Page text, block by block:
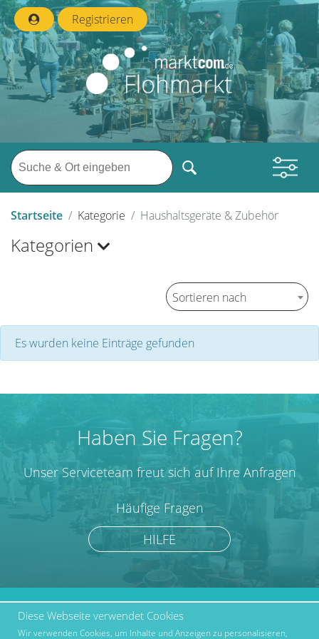
Registrieren
Startseite Kategorie Haushaltsgeräte & Zubehör
Kategorien
Sortieren nach
Es wurden keine Einträge gefunden
Haben Sie Fragen?
Unser Serviceteam freut sich auf Ihre Anfragen
Häufige Fragen
HILFE
marktcom.de Deutschland
GmbH © 2019
Werben bei Marktcom
Diese Webseite verwendet Cookies
Wir verwenden Cookies, um Inhalte und Anzeigen zu personalisieren,